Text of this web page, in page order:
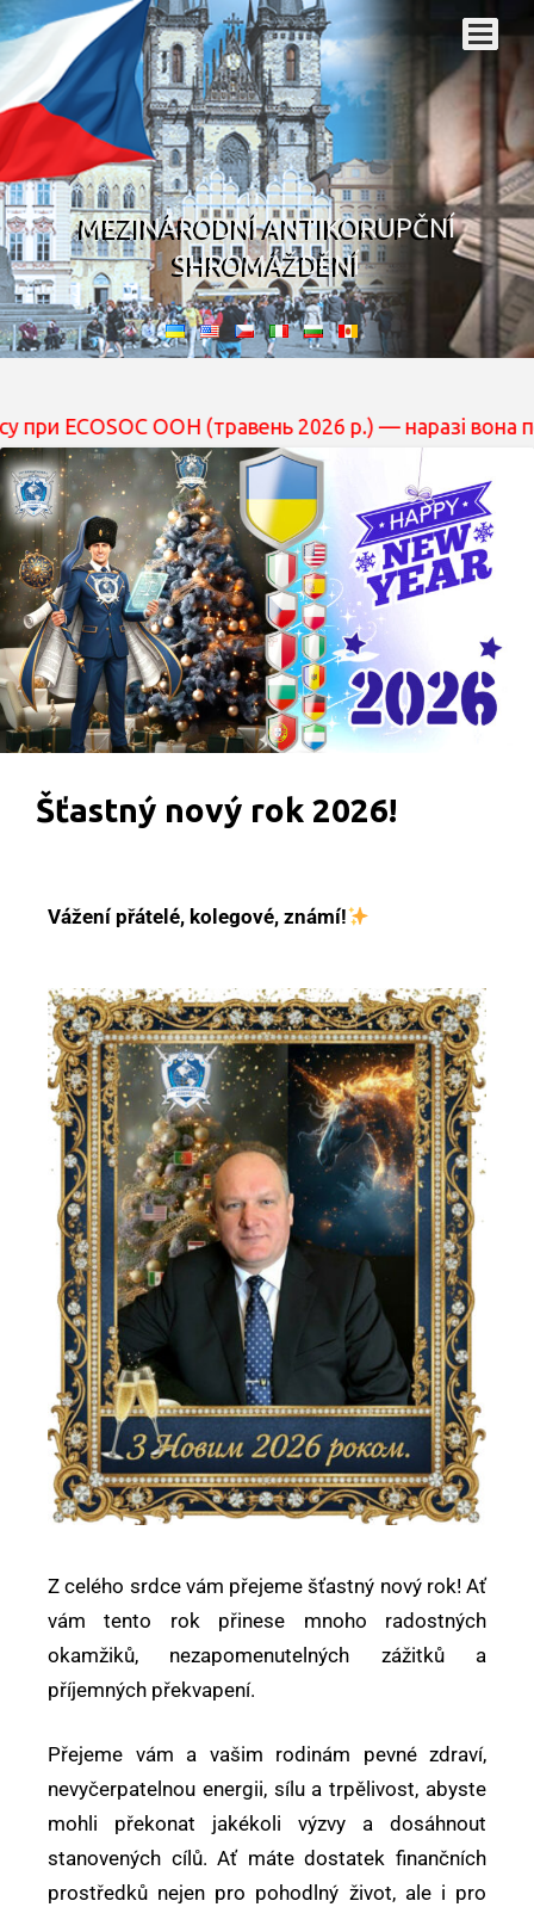
MEZINÁRODNÍ ANTIKORUPČNÍ
SHROMÁŽDĚNÍ
ООН (травень 2026 р.) — наразі вона
Šťastný nový rok 2026!
Vážení přátelé, kolegové, známí!
Z celého srdce vám přejeme šťastný nový rok! Ať
vám tento rok přinese mnoho radostných
okamžiků, nezapomenutelných zážitků a
příjemných překvapení.
Přejeme vám a vašim rodinám pevné zdraví,
nevyčerpatelnou energii, sílu a trpělivost, abyste
mohli překonat jakékoli výzvy a dosáhnout
stanovených cílů. Ať máte dostatek finančních
prostředků nejen pro pohodlný život, ale i pro